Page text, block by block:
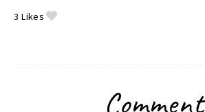
3 Likes
Comment